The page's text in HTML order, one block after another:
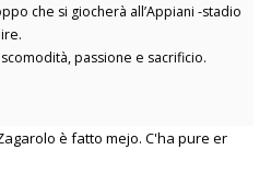
che si giocherà all’Appiani -stadio
passione e sacrificio.
è fatto mejo. C'ha pure er